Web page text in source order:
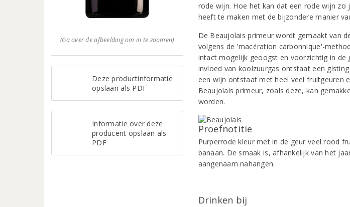
(Ga over de afbeelding om in te zoomen)
Deze productinformatie
opslaan als PDF
Informatie over deze
producent opslaan als
PDF
rode wijn. Hoe het kan dat een rode wijn zo
heeft te maken met de bijzondere manier
De Beaujolais primeur wordt gemaakt van
volgens de 'macération carbonnique'-
intact mogelijk geoogst en voorzichtig in de
invloed van koolzuurgas ontstaat een
een wijn ontstaat met heel veel fruitgeuren
Beaujolais primeur, zoals deze, kan
worden.
Proefnotitie
Purperrode kleur met in de geur veel rood
banaan. De smaak is, afhankelijk van het
aangenaam nahangen.
Drinken bij